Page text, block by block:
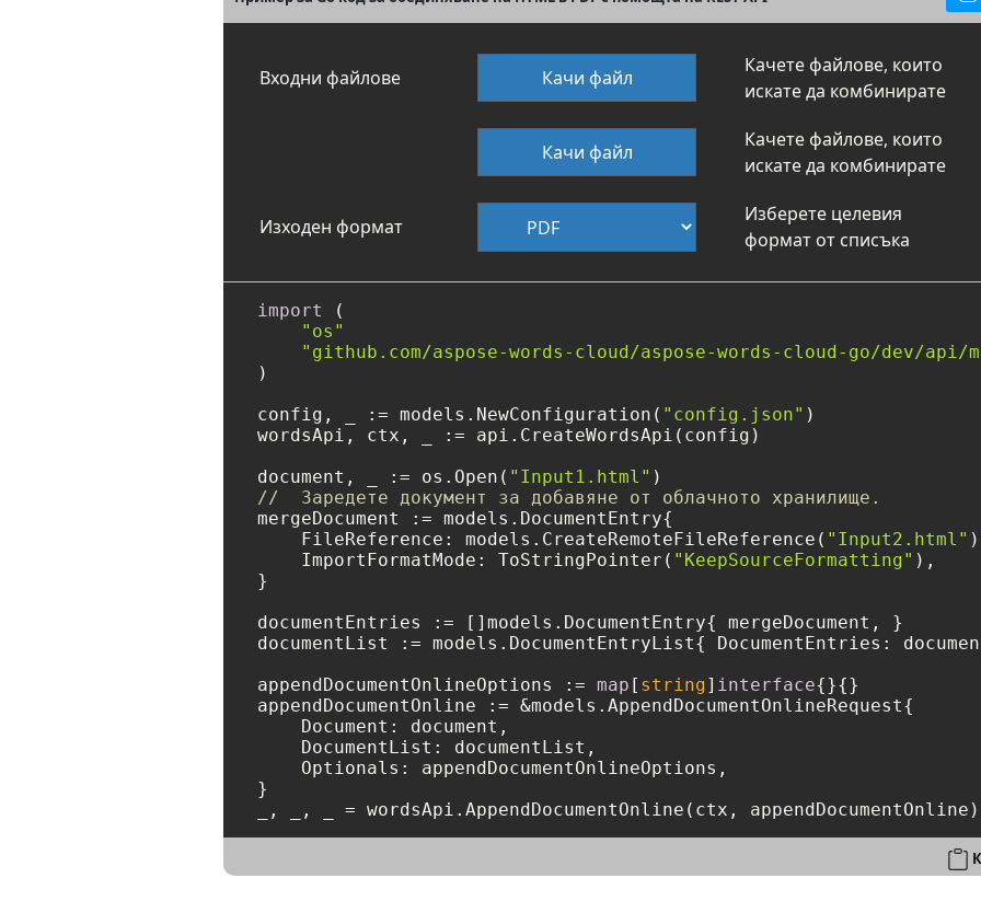
Входни файлове Качи файл
Качете файлове, които
искате да комбинирате
Качи файл
Качете файлове, които
искате да комбинирате
Изходен формат
Изберете целевия
формат от списъка
import
(
"os"
"github.com/aspose-words-cloud/aspose-words-cloud-go/dev/api/
)
config, _ := models.NewConfiguration( "config.json" )
wordsApi, ctx, _ := api.CreateWordsApi(config)
document, _ := os.Open( "Input1.html"
//  Заредете документ за добавяне от облачното хранилище.
mergeDocument := models.DocumentEntry{
    FileReference: models.CreateRemoteFileReference(
"Input2.html"
    ImportFormatMode: ToStringPointer(
"KeepSourceFormatting" ),
}
documentEntries := []models.DocumentEntry{ mergeDocument, }
documentList := models.DocumentEntryList{ DocumentEntries:
appendDocumentOnlineOptions := map [ string] interface{}{}
appendDocumentOnline := &models.AppendDocumentOnlineRequest{
    Document: document,
    DocumentList: documentList,
    Optionals: appendDocumentOnlineOptions,
}